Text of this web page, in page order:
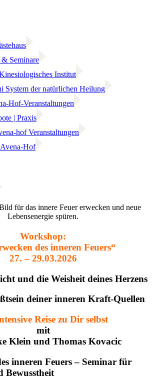
Seminare
Institut
System der natürlichen Heilung
Hof-Veranstaltungen
| Praxis
hof Veranstaltungen
Hof
Workshop:
des inneren Feuers“
27. – 29.03.2026
und die Weisheit deines Herzens
deiner inneren Kraft-Quellen
Reise zu Dir selbst
mit
Klein und Thomas Kovacic
inneren Feuers – Seminar für
Bewusstheit